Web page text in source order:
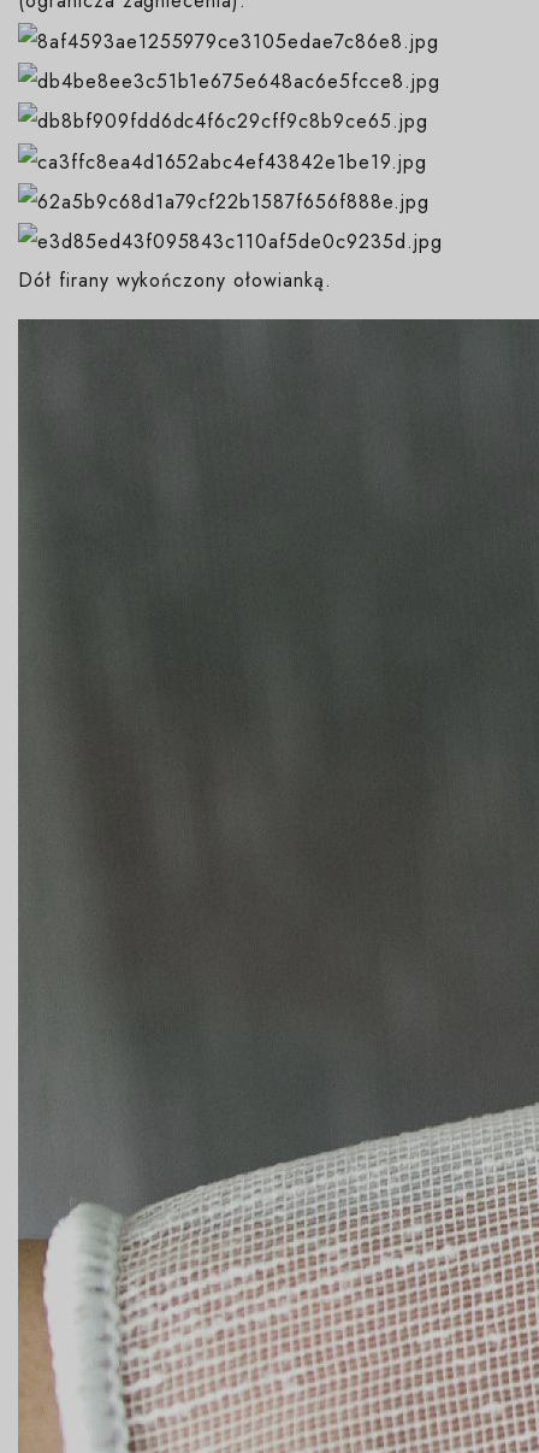
Dół firany wykończony ołowianką.